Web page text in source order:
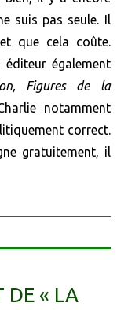
suis pas seule. Il
que cela coûte.
également
Figures de la
notamment
correct.
gratuitement, il
DE « LA